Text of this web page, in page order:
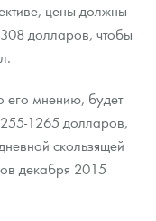
цены должны
долларов, чтобы
его мнению, будет
1265 долларов,
скользящей
декабря 2015